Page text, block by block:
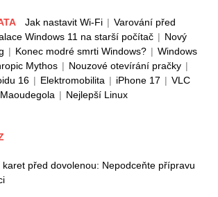
Jak nastavit Wi-Fi | Varování před
Windows 11 na starší počítač | Nový
| Konec modré smrti Windows? | Windows
Mythos | Nouzové otevírání pračky |
16 | Elektromobilita | iPhone 17 | VLC
| Nejlepší Linux
před dovolenou: Nepodceňte přípravu